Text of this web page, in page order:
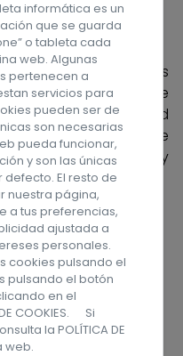
Hotel
a las
apoyo puntual de
con discapacidad
por motivos de
vida familiar, social y
informática es un
que se guarda
o tableta cada
web. Algunas
pertenecen a
servicios para
pueden ser de
son necesarias
pueda funcionar,
y son las únicas
El resto de
nuestra página,
a tus preferencias,
ajustada a
personales.
cookies pulsando el
pulsando el botón
en el
COOKIES. Si
laPOLÍTICA DE
web.